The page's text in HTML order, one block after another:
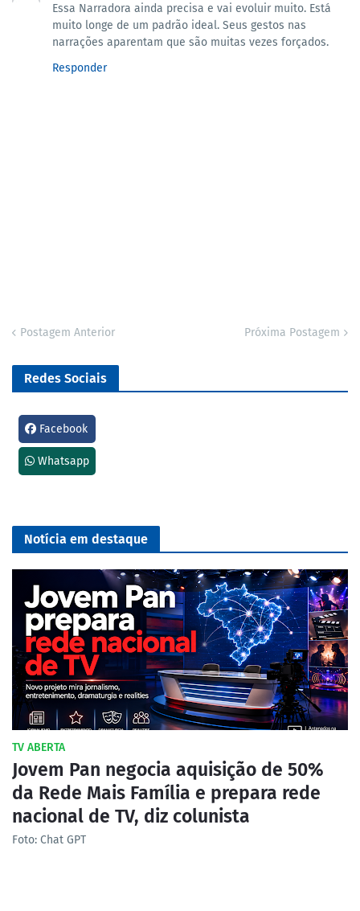
Essa Narradora ainda precisa e vai evoluir muito. Está
muito longe de um padrão ideal. Seus gestos nas
narrações aparentam que são muitas vezes forçados.
Responder
Postagem Anterior Próxima Postagem
Redes Sociais
Facebook
Whatsapp
Notícia em destaque
TV ABERTA
Jovem Pan negocia aquisição de 50%
da Rede Mais Família e prepara rede
nacional de TV, diz colunista
Foto: Chat GPT